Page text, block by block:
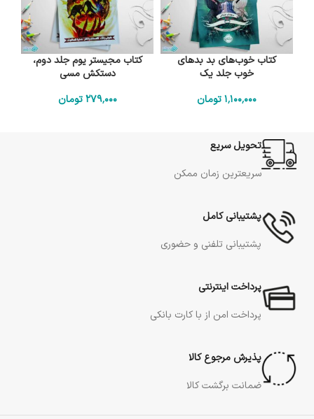
کتاب خوب‌های بد بدهای
خوب جلد یک
1٬100٬000تومان
کتاب مجیستر یوم جلد دوم،
دستکش مسی
279٬000 تومان
تحویل سریع
سریعترین زمان ممکن
پشتیبانی کامل
پشتیبانی تلفنی و حضوری
پرداخت اینترنتی
پرداخت امن از با کارت بانکی
پذیرش مرجوع کالا
ضمانت برگشت کالا